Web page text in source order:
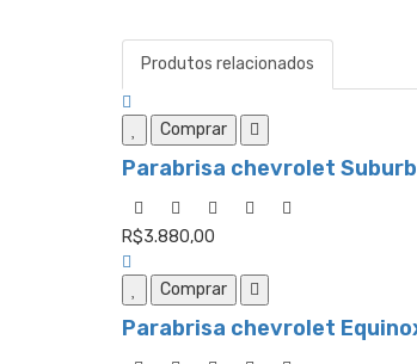
Produtos relacionados
Comprar
Parabrisa chevrolet
R$3.880,00
Comprar
Parabrisa chevrolet